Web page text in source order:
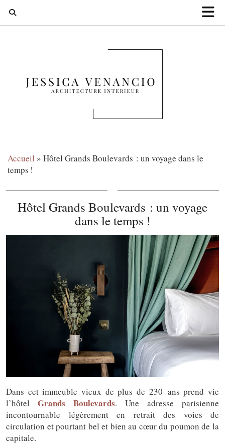
Accueil » Hôtel Grands Boulevards : un voyage dans le
temps !
Hôtel Grands Boulevards : un voyage
dans le temps !
Dans cet immeuble vieux de plus de 230 ans prend vie
l’hôtel Grands Boulevards. Une adresse parisienne
incontournable légèrement en retrait des voies de
circulation et pourtant bel et bien au cœur du poumon de la
capitale.